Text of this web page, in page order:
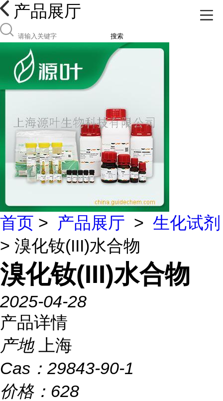
产品展厅
搜索
首页 > 产品展厅 > 生化试剂
> 溴化钕(III)水合物
溴化钕(III)水合物
2025-04-28
产品详情
产地
上海
Cas： 29843-90-1
价格： 628